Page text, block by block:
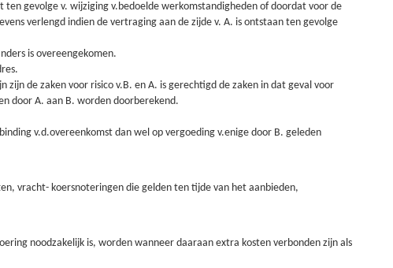
gevolge v. wijziging v.bedoelde werkomstandigheden of doordat voor de
verlengd indien de vertraging aan de zijde v. A. is ontstaan ten gevolge
is overeengekomen.
de zaken voor risico v.B. en A. is gerechtigd de zaken in dat geval voor
door A. aan B. worden doorberekend.
v.d.overeenkomst dan wel op vergoeding v.enige door B. geleden
vracht- koersnoteringen die gelden ten tijde van het aanbieden,
noodzakelijk is, worden wanneer daaraan extra kosten verbonden zijn als